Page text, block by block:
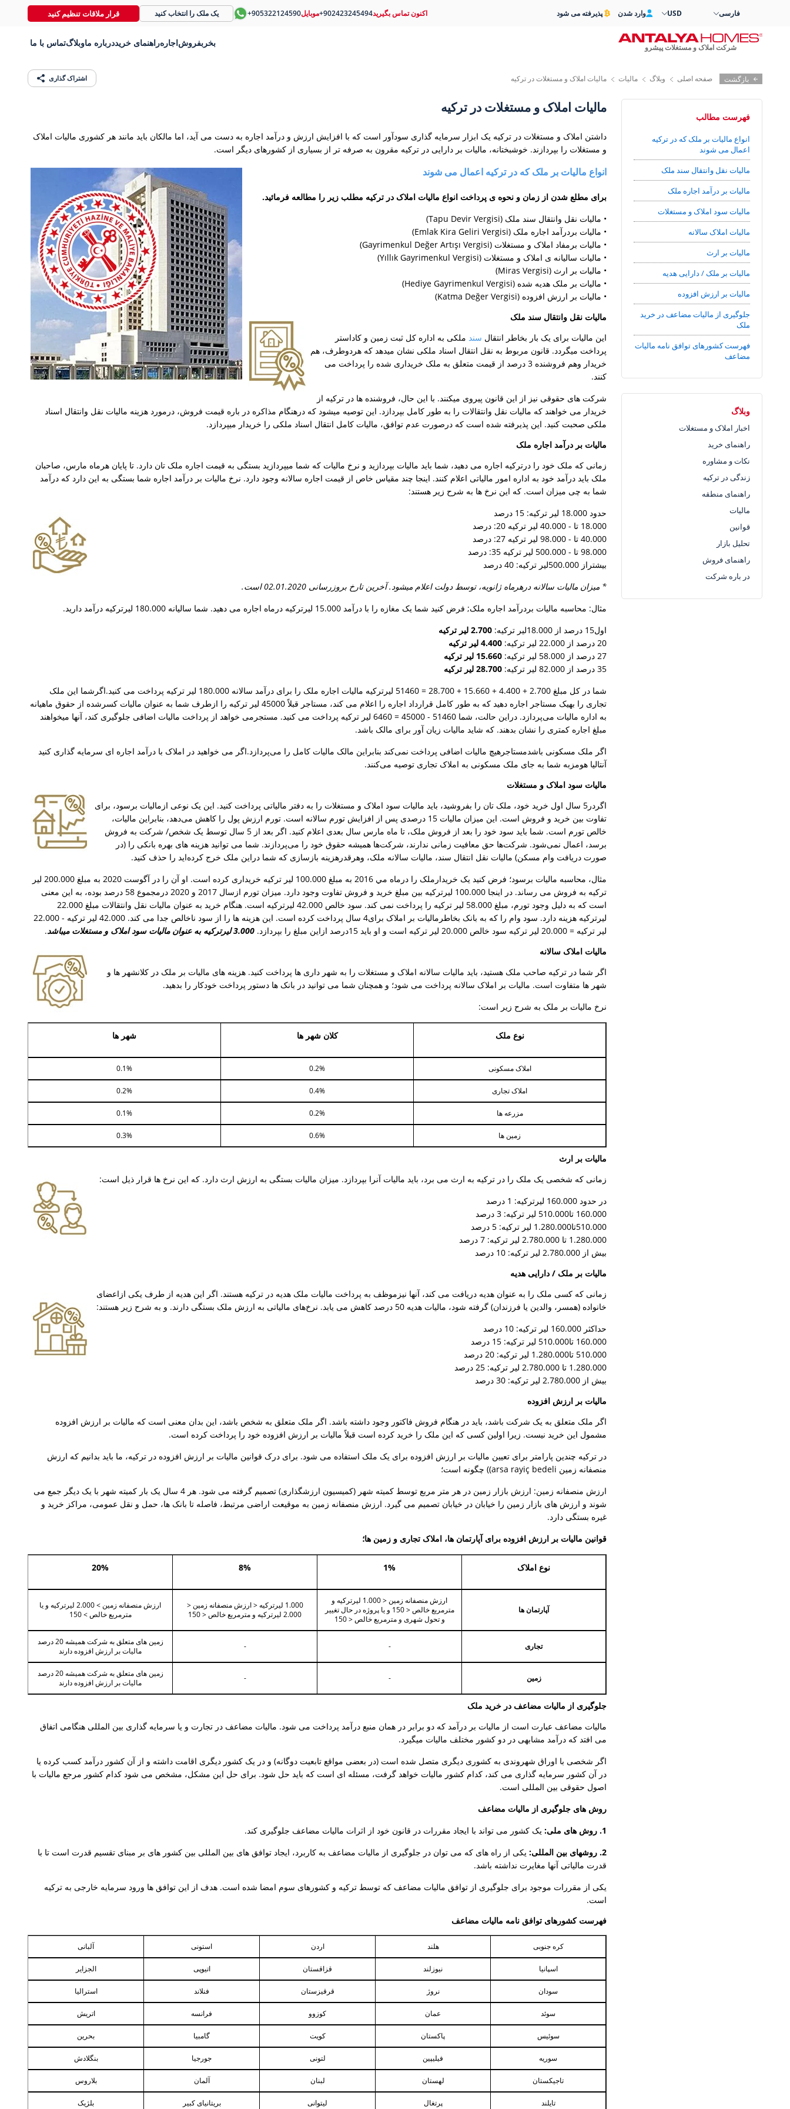
بازگشت صفحه اصلی وبلاگ مالیات مالیات املاک و مستغلات در ترکیه اشتراک گذاری
فهرست مطالب
انواع مالیات بر ملک که در ترکیه
اعمال می شوند
مالیات نقل وانتقال سند ملک
مالیات بر درآمد اجاره ملک
مالیات سود املاک و مستغلات
مالیات املاک سالانه
مالیات بر ارث
مالیات بر ملک / دارایی هدیه
مالیات بر ارزش افزوده
جلوگیری از مالیات مضاعف در خرید
ملک
فهرست کشورهای توافق نامه مالیات
مضاعف
وبلاگ
اخبار املاک و مستغلات
راهنمای خرید
نکات و مشاوره
زندگی در ترکیه
راهنمای منطقه
مالیات
قوانین
تحلیل بازار
راهنمای فروش
در باره شرکت
مالیات املاک و مستغلات در ترکیه
داشتن املاک و مستغلات در ترکیه یک ابزار سرمایه گذاری سودآور است که با افزایش ارزش و درآمد اجاره به دست می آید، اما مالکان باید مانند هر کشوری مالیات املاک
و مستغلات را بپردازند. خوشبختانه، مالیات بر دارایی در ترکیه مقرون به صرفه تر از بسیاری از کشورهای دیگر است.
انواع مالیات بر ملک که در ترکیه اعمال می شوند
برای مطلع شدن از زمان و نحوه ی پرداخت انواع مالیات املاک در ترکیه مطلب زیر را مطالعه فرمائید.
• مالیات نقل وانتقال سند ملک (Tapu Devir Vergisi)
• مالیات بردرآمد اجاره ملک (Emlak Kira Geliri Vergisi)
• مالیات برمفاد املاک و مستغلات (Gayrimenkul Değer Artışı Vergisi)
• مالیات سالیانه ی املاک و مستغلات (Yıllık Gayrimenkul Vergisi)
• مالیات بر ارث (Miras Vergisi)
• مالیات بر ملک هدیه شده (Hediye Gayrimenkul Vergisi)
• مالیات بر ارزش افزوده (Katma Değer Vergisi)
مالیات نقل وانتقال سند ملک
این مالیات برای یک بار بخاطر انتقال سند ملکی به اداره کل ثبت زمین و کاداستر
پرداخت میگردد. قانون مربوط به نقل انتقال اسناد ملکی نشان میدهد که هردوطرف، هم
خریدار وهم فروشنده 3 درصد از قیمت متعلق به ملک خریداری شده را پرداخت می
کنند.
شرکت های حقوقی نیز از این قانون پیروی میکنند. با این حال، فروشنده ها در ترکیه از
خریدار می خواهند که مالیات نقل وانتقالات را به طور کامل بپردازد. این توصیه میشود که درهنگام مذاکره در باره قیمت فروش، درمورد هزینه مالیات نقل وانتقال اسناد
ملکی صحبت کنید. این پذیرفته شده است که درصورت عدم توافق، مالیات کامل انتقال اسناد ملکی را خریدار میپردازد.
مالیات بر درآمد اجاره ملک
زمانی که ملک خود را درترکیه اجاره می دهید، شما باید مالیات بپردازید و نرخ مالیات که شما میپردازید بستگی به قیمت اجاره ملک تان دارد. تا پایان هرماه مارس، صاحبان
ملک باید درآمد خود به اداره امور مالیاتی اعلام کنند. اینجا چند مقیاس خاص از قیمت اجاره سالانه وجود دارد. نرخ مالیات بر درآمد اجاره شما بستگی به این دارد که درآمد
شما به چی میزان است. که این نرخ ها به شرح زیر هستند:
حدود 18.000 لیر ترکیه: 15 درصد
18.000 تا - 40.000 لیر ترکیه 20: درصد
40.000 تا - 98.000 لیر ترکیه 27: درصد
98.000 تا - 500.000 لیر ترکیه 35: درصد
بیشتراز 500.000لیر ترکیه: 40 درصد
* میزان مالیات سالانه درهرماه ژانویه، توسط دولت اعلام میشود. آخرین تارخ بروزرسانی 02.01.2020 است.
مثال: محاسبه مالیات بردرآمد اجاره ملک; فرض کنید شما یک مغازه را با درآمد 15.000 لیرترکیه درماه اجاره می دهید. شما سالیانه 180.000 لیرترکیه درآمد دارید.
اول15 درصد از 18.000لیر ترکیه:
20 درصد از 22.000 لیر ترکیه:
4.400 لیر ترکیه
27 درصد از 58.000 لیر ترکیه:
35 درصد از 82.000 لیر ترکیه:
28.700 لیر ترکیه
شما در کل مبلغ 2.700 + 4.400 + 15.660 + 28.700 = 51460 لیرترکیه مالیات اجاره ملک را برای درآمد سالانه 180.000 لیر ترکیه پرداخت می کنید.اگرشما این ملک
تجاری را بهیک مستاجر اجاره دهید که به طور کامل قرارداد اجاره را اعلام می کند، مستاجر قبلاً 45000 لیر ترکیه را ازطرف شما به عنوان مالیات کسرشده از حقوق ماهیانه
به اداره مالیات می‌پردازد. دراین حالت، شما 51460 - 45000 = 6460 لیر ترکیه پرداخت می کنید. مستجرمی خواهد از پرداخت مالیات اضافی جلوگیری کند، آنها میخواهند
مبلغ اجاره کمتری را نشان بدهند. که شاید مالیات زیان آور برای مالک باشد.
اگر ملک مسکونی باشدمستاجرهیچ مالیات اضافی پرداخت نمی‌کند بنابراین مالک مالیات کامل را می‌پردازد.اگر می خواهید در املاک با درآمد اجاره ای سرمایه گذاری کنید
آنتالیا هومزبه شما به جای ملک مسکونی به املاک تجاری توصیه می‌کنند.
مالیات سود املاک و مستغلات
اگردر5 سال اول خرید خود، ملک تان را بفروشید، باید مالیات سود املاک و مستغلات را به دفتر مالیاتی پرداخت کنید. این یک نوعی ازمالیات برسود، برای
تفاوت بین خرید و فروش است. این میزان مالیات 15 درصدی پس از افزایش تورم سالانه است. تورم ارزش پول را کاهش می‌دهد، بنابراین مالیات،
خالص تورم است. شما باید سود خود را بعد از فروش ملک، تا ماه مارس سال بعدی اعلام کنید. اگر بعد از 5 سال توسط یک شخص/ شرکت به فروش
برسد، اعمال نمی‌شود. شرکت‌ها حق معافیت زمانی ندارند، شرکت‌ها همیشه حقوق خود را می‌پردازند. شما می توانید هزینه های بهره بانکی را (در
صورت دریافت وام مسکن) مالیات نقل انتقال سند، مالیات سالانه ملک، وهرقدرهزینه بازسازی که شما دراین ملک خرج کرده‌اید را حذف کنید.
مثال، محاسبه مالیات برسود؛ فرض کنید یک خریدارملک را درماه مي 2016 به مبلغ 100.000 لیر ترکیه خریداری کرده است. او آن را در آگوست 2020 به مبلغ 200.000 لیر
ترکیه به فروش می رساند. در اینجا 100.000 لیرترکیه بین مبلغ خرید و فروش تفاوت وجود دارد. میزان تورم ازسال 2017 و 2020 درمجموع 58 درصد بوده، به این معنی
است که به دلیل وجود تورم، مبلغ 58.000 لیر ترکیه را پرداخت نمی کند. سود خالص 42.000 لیرترکیه است. هنگام خرید به عنوان مالیات نقل وانتقالات مبلغ 22.000
لیرترکیه هزینه دارد. سود وام را که به بانک بخاطرمالیات بر املاک برای4 سال پرداخت کرده است. این هزینه ها را از سود ناخالص جدا می کند. 42.000 لیر ترکیه - 22.000
لیر ترکیه = 20.000 لیر ترکیه سود خالص 20.000 لیر ترکیه است و او باید 15درصد ازاین مبلغ را بپردازد.
3.000 لیرترکیه به عنوان مالیات سود املاک و مستغلات میباشد
.
مالیات املاک سالانه
اگر شما در ترکیه صاحب ملک هستید، باید مالیات سالانه املاک و مستغلات را به شهر داری ها پرداخت کنید. هزینه های مالیات بر ملک در کلانشهر ها و
شهر ها متفاوت است. مالیات بر املاک سالانه پرداخت می شود؛ و همچنان شما می توانید در بانک ها دستور پرداخت خودکار را بدهید.
نرخ مالیات بر ملک به شرح زیر است:
نوع ملک کلان شهر ها شهر ها
املاک مسکونی 0.2%
0.1%
املاک تجاری 0.4%
0.2%
مزرعه ها 0.2%
0.1%
زمین ها 0.6%
0.3%
مالیات بر ارث
زمانی که شخصی یک ملک را در ترکیه به ارث می برد، باید مالیات آنرا بپردازد. میزان مالیات بستگی به ارزش ارث دارد. که این نرخ ها قرار ذیل است:
در حدود 160.000 لیرترکیه: 1 درصد
160.000 تا510.000 لیر ترکیه: 3 درصد
510.000تا1.280.000 لیر ترکیه: 5 درصد
1.280.000 تا 2.780.000 لیر ترکیه: 7 درصد
بیش از 2.780.000 لیر ترکیه: 10 درصد
مالیات بر ملک / دارایی هدیه
زمانی که کسی ملک را به عنوان هدیه دریافت می کند، آنها نیزموظف به پرداخت مالیات ملک هدیه در ترکیه هستند. اگر این هدیه از طرف یکی ازاعضای
خانواده (همسر، والدین یا فرزندان) گرفته شود، مالیات هدیه 50 درصد کاهش می یابد. نرخ‌های مالیاتی به ارزش ملک بستگی دارند. و به شرح زیر هستند:
حداکثر 160.000 لیر ترکیه: 10 درصد
160.000 تا510.000 لیر ترکیه: 15 درصد
510.000 تا1.280.000 لیر ترکیه: 20 درصد
1.280.000 تا 2.780.000 لیر ترکیه: 25 درصد
بیش از 2.780.000 لیر ترکیه: 30 درصد
مالیات بر ارزش افزوده
اگر ملک متعلق به یک شرکت باشد، باید در هنگام فروش فاکتور وجود داشته باشد. اگر ملک متعلق به شخص باشد، این بدان معنی است که مالیات بر ارزش افزوده
مشمول این خرید نیست. زیرا اولین کسی که این ملک را خرید کرده است قبلاً مالیات بر ارزش افزوده خود را پرداخت کرده است.
در ترکیه چندین پارامتر برای تعیین مالیات بر ارزش افزوده برای یک ملک استفاده می شود. برای درک قوانین مالیات بر ارزش افزوده در ترکیه، ما باید بدانیم که ارزش
منصفانه زمین arsa rayiç bedeli)) چگونه است؛
ارزش منصفانه زمین: ارزش بازار زمین در هر متر مربع توسط کمیته شهر (کمیسیون ارزشگذاری) تصمیم گرفته می شود. هر 4 سال یک بار کمیته شهر با یک دیگر جمع می
شوند و ارزش های بازار زمین را خیابان در خیابان تصمیم می گیرد. ارزش منصفانه زمین به موقیعت اراضی مرتبط، فاصله تا بانک ها، حمل و نقل عمومی، مراکز خرید و
غیره بستگی دارد.
قوانین مالیات بر ارزش افزوده برای آپارتمان ها، املاک تجاری و زمین ها؛
نوع املاک 1%
8%
20%
آپارتمان ها
ارزش منصفانه زمین < 1.000 لیرترکیه و
مترمربع خالص < 150 و یا پروژه در حال تغییر
و تحول شهری و مترمربع خالص < 150
1.000 لیرترکیه < ارزش منصفانه زمین <
2.000 لیرترکیه و مترمربع خالص < 150
ارزش منصفانه زمین > 2.000 لیرترکیه و یا
مترمربع خالص > 150
تجاری -
-
زمین های متعلق به شرکت همیشه 20 درصد
مالیات بر ارزش افزوده دارند
زمین -
-
زمین های متعلق به شرکت همیشه 20 درصد
مالیات بر ارزش افزوده دارند
جلوگیری از مالیات مضاعف در خرید ملک
مالیات مضاعف عبارت است از مالیات بر درآمد که دو برابر در همان منبع درآمد پرداخت می شود. مالیات مضاعف در تجارت و یا سرمایه گذاری بین المللی هنگامی اتفاق
می افتد که درآمد مشابهی در دو کشور مختلف مالیات میگیرد.
اگر شخصی با اوراق شهروندی به کشوری دیگری متصل شده است (در بعضی مواقع تابعیت دوگانه) و در یک کشور دیگری اقامت داشته و از آن کشور درآمد کسب کرده یا
در آن کشور سرمایه گذاری می کند، کدام کشور مالیات خواهد گرفت، مسئله ای است که باید حل شود. برای حل این مشکل، مشخص می شود کدام کشور مرجع مالیات با
اصول حقوقی بین المللی است.
روش های جلوگیری از مالیات مضاعف
1. روش های ملی:
یک کشور می تواند با ایجاد مقررات در قانون خود از اثرات مالیات مضاعف جلوگیری کند.
2. روشهای بین المللی:
یکی از راه های که می توان در جلوگیری از مالیات مضاعف به کاربرد، ایجاد توافق های بین المللی بین کشور های بر مبنای تقسیم قدرت است تا با
قدرت مالیاتی آنها مغایرت نداشته باشد.
یکی از مقررات موجود برای جلوگیری از توافق مالیات مضاعف که توسط ترکیه و کشورهای سوم امضا شده است. هدف از این توافق ها ورود سرمایه خارجی به ترکیه
است.
فهرست کشورهای توافق نامه مالیات مضاعف
کره جنوبی هلند اردن استونی آلبانی
اسپانیا نیوزلند قزاقستان اتیوپی الجزایر
سودان نروژ قرقیزستان فنلاند استرالیا
سوئد عمان کوزوو فرانسه اتریش
سوئیس پاکستان کویت گامبیا بحرین
سوریه فیلیپین لتونی جورجیا بنگلادش
تاجیکستان لهستان لبنان آلمان بلاروس
تایلند پرتغال لیتوانی بریتانیای کبیر بلژیک
فارسی USD وارد شدن پذیرفته می شود
شرکت املاک و مستغلات پیشرو
اکنون تماس بگیرید+902423245494موبایل+905322124590 یک ملک را انتخاب کنید قرار ملاقات تنظیم کنید
بخر بفروشاجارهراهنمای خریددرباره ماوبلاگتماس با ما